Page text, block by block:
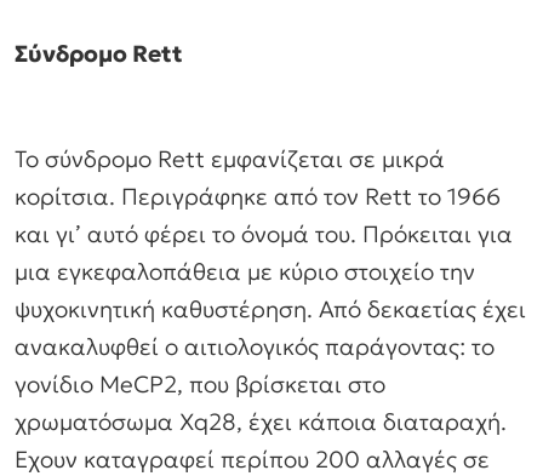
Σύνδρομο Rett
Το σύνδρομο Rett εμφανίζεται σε μικρά
κορίτσια. Περιγράφηκε από τον Rett το 1966
και γι’ αυτό φέρει το όνομά του. Πρόκειται για
μια εγκεφαλοπάθεια με κύριο στοιχείο την
ψυχοκινητική καθυστέρηση. Από δεκαετίας έχει
ανακαλυφθεί ο αιτιολογικός παράγοντας: το
γονίδιο MeCP2, που βρίσκεται στο
χρωματόσωμα Xq28, έχει κάποια διαταραχή.
Εχουν καταγραφεί περίπου 200 αλλαγές σε